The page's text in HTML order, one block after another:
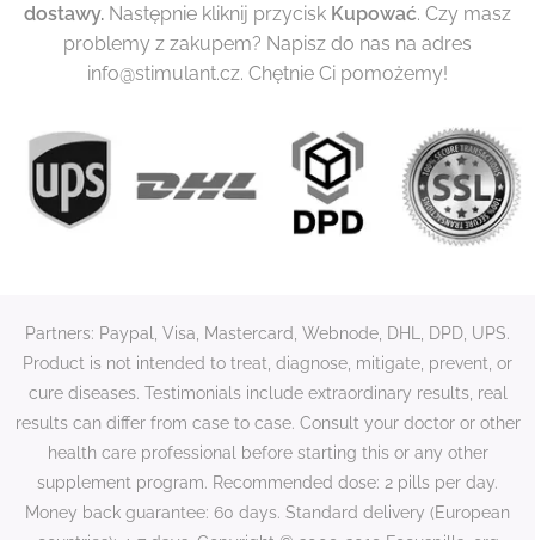
dostawy. Następnie kliknij przycisk Kupować. Czy masz
problemy z zakupem? Napisz do nas na adres
info@stimulant.cz. Chętnie Ci pomożemy!
Partners: Paypal, Visa, Mastercard, Webnode, DHL, DPD, UPS.
Product is not intended to treat, diagnose, mitigate, prevent, or
cure diseases. Testimonials include extraordinary results, real
results can differ from case to case. Consult your doctor or other
health care professional before starting this or any other
supplement program. Recommended dose: 2 pills per day.
Money back guarantee: 60 days. Standard delivery (European